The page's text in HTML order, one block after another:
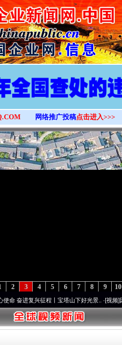
>
网络推广投稿点击进入>>>
10
9
8
7
6
5
4
3
2
复兴征程丨宝塔山下好光景..·[视频]因党而